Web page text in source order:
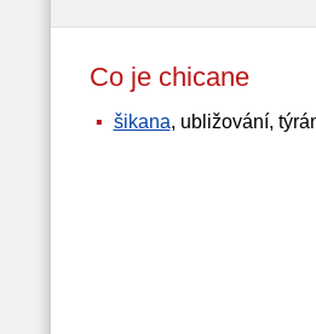
Co je chicane
šikana, ubližování,